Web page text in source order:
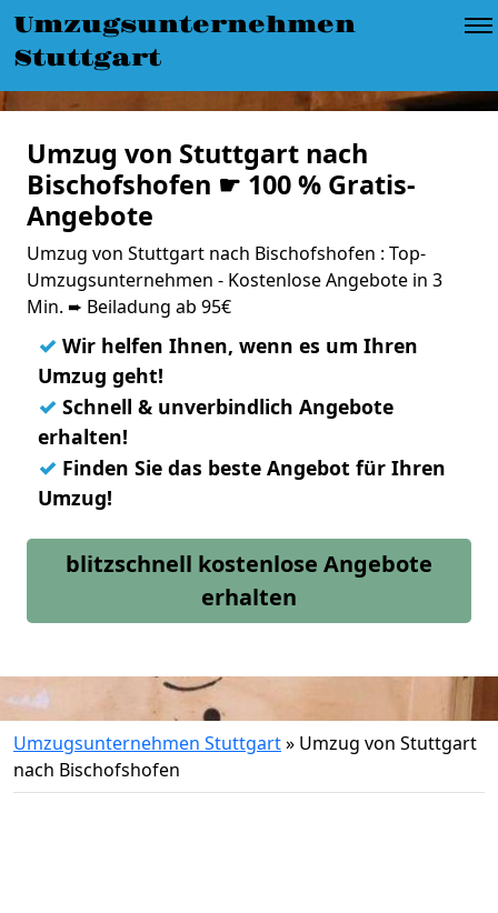
Umzugsunternehmen
Stuttgart
Umzug von Stuttgart nach
Bischofshofen ☛ 100 % Gratis-
Angebote
Umzug von Stuttgart nach Bischofshofen : Top-
Umzugsunternehmen - Kostenlose Angebote in 3
Min. ➨ Beiladung ab 95€
✓ Wir helfen Ihnen, wenn es um Ihren
Umzug geht!
✓ Schnell & unverbindlich Angebote
erhalten!
✓ Finden Sie das beste Angebot für Ihren
Umzug!
blitzschnell kostenlose Angebote
erhalten
Umzugsunternehmen Stuttgart» Umzug von Stuttgart
nach Bischofshofen